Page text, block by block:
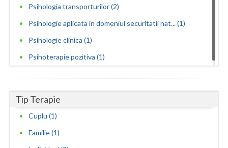
Psihologia transporturilor (2)
Psihologie aplicata in domeniul securitatii nat... (1)
Psihologie clinica (1)
Psihoterapie pozitiva (1)
Tip Terapie
Cuplu (1)
Familie (1)